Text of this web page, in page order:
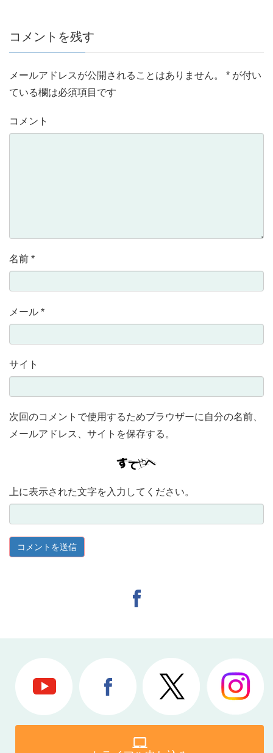
コメントを残す
メールアドレスが公開されることはありません。 * が付い
ている欄は必須項目です
コメント
名前 *
メール *
サイト
次回のコメントで使用するためブラウザーに自分の名前、
メールアドレス、サイトを保存する。
上に表示された文字を入力してください。